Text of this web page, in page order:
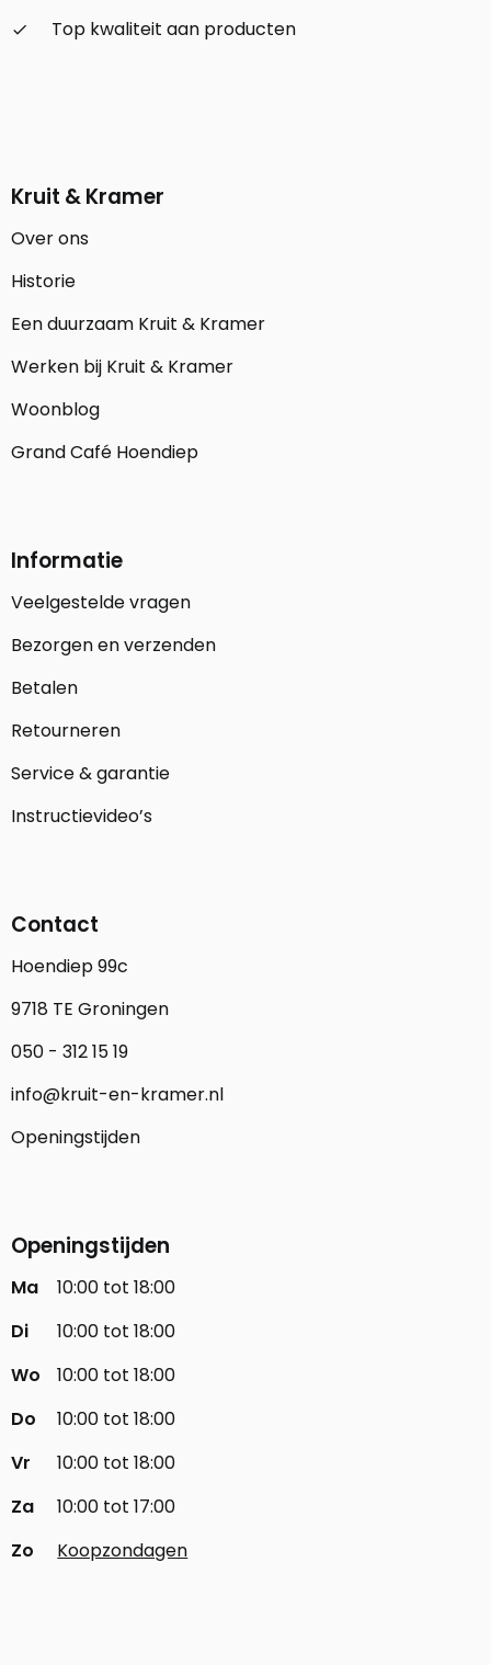
check_small
Top kwaliteit aan producten
Kruit & Kramer
Over ons
Historie
Een duurzaam Kruit & Kramer
Werken bij Kruit & Kramer
Woonblog
Grand Café Hoendiep
Informatie
Veelgestelde vragen
Bezorgen en verzenden
Betalen
Retourneren
Service & garantie
Instructievideo’s
Contact
Hoendiep 99c
9718 TE Groningen
050 - 312 15 19
info@kruit-en-kramer.nl
Openingstijden
Openingstijden
Ma
10:00 tot 18:00
Di
10:00 tot 18:00
Wo
10:00 tot 18:00
Do
10:00 tot 18:00
Vr
10:00 tot 18:00
Za
10:00 tot 17:00
Zo
Koopzondagen